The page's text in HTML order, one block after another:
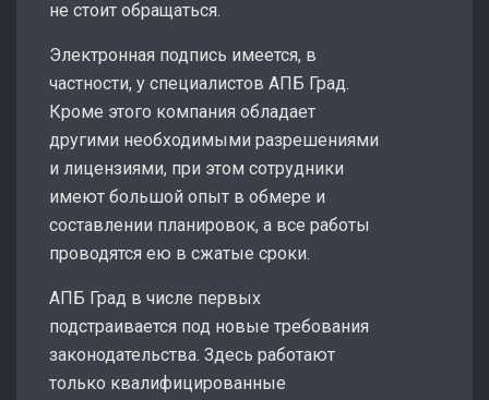
не стоит обращаться.
Электронная подпись имеется, в
частности, у специалистов АПБ Град.
Кроме этого компания обладает
другими необходимыми разрешениями
и лицензиями, при этом сотрудники
имеют большой опыт в обмере и
составлении планировок, а все работы
проводятся ею в сжатые сроки.
АПБ Град в числе первых
подстраивается под новые требования
законодательства. Здесь работают
только квалифицированные